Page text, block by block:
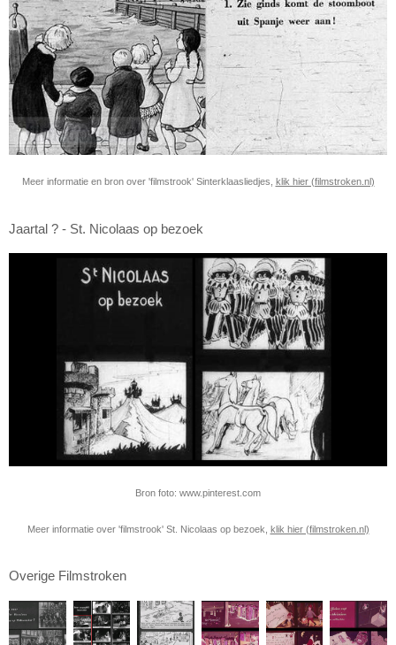
Meer informatie en bron over 'filmstrook' Sinterklaasliedjes, klik hier (filmstroken.nl)
Jaartal ? - St. Nicolaas op bezoek
Bron foto: www.pinterest.com
Meer informatie over 'filmstrook' St. Nicolaas op bezoek, klik hier (filmstroken.nl)
Overige Filmstroken